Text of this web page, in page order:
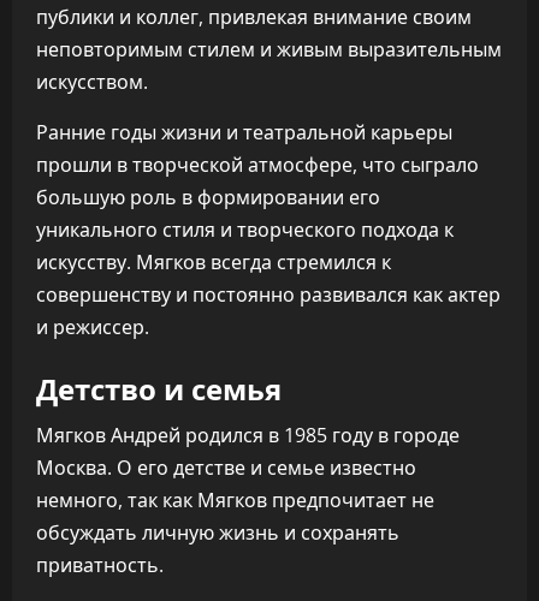
публики и коллег, привлекая внимание своим
неповторимым стилем и живым выразительным
искусством.
Ранние годы жизни и театральной карьеры
прошли в творческой атмосфере, что сыграло
большую роль в формировании его
уникального стиля и творческого подхода к
искусству. Мягков всегда стремился к
совершенству и постоянно развивался как актер
и режиссер.
Детство и семья
Мягков Андрей родился в 1985 году в городе
Москва. О его детстве и семье известно
немного, так как Мягков предпочитает не
обсуждать личную жизнь и сохранять
приватность.